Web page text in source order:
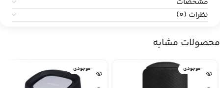
نظرات (0)
محصولات مشابه
اتمام موجودی اتمام موجودی